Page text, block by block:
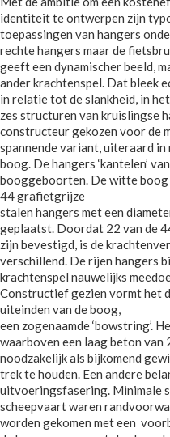
identiteit te ontwerpen zijn
toepassingen van hangers
rechte hangers maar de
geeft een dynamischer beeld,
ander krachtenspel. Dat bleek
in relatie tot de slankheid, in
zes structuren van kruislingse
constructeur gekozen voor de
spannende variant, uiteraard
boog. De hangers ‘kantelen’
booggeboorten. De witte
44 grafietgrijze
stalen hangers met een
geplaatst. Doordat 22 van de
zijn bevestigd, is de
verschillend. De rijen hangers
krachtenspel nauwelijks
Constructief gezien vormt het
uiteinden van de boog,
een zogenaamde ‘bowstring’.
waarboven een laag beton van
noodzakelijk als bijkomend
trek te houden. Een andere
uitvoeringsfasering. Minimale
scheepvaart waren
worden gekomen met een